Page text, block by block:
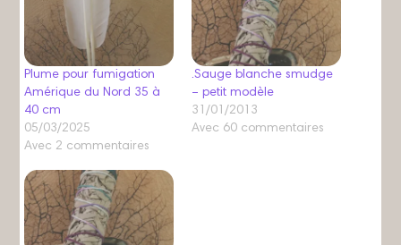
Plume pour fumigation
Amérique du Nord 35 à
40 cm
05/03/2025
Avec 2 commentaires
.Sauge blanche smudge
– petit modèle
31/01/2013
Avec 60 commentaires